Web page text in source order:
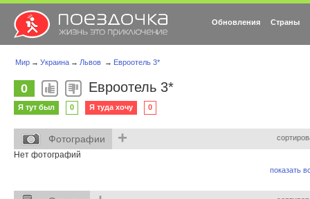
Обновления Страны
Мир → Украина → Львов → Евроотель 3*
0 Евроотель 3*
Я тут был 0 Я туда хочу 0
Фотографии +
Нет фотографий
показать